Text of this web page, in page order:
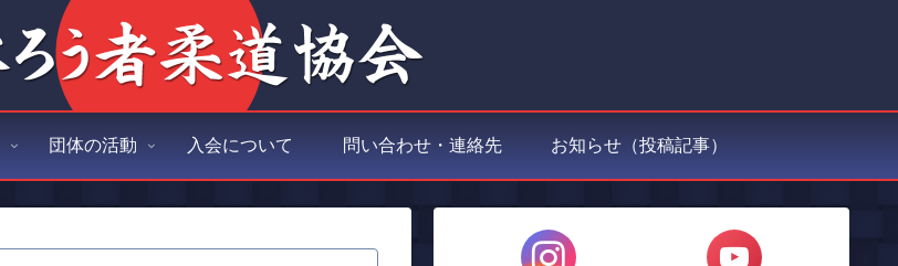
団体の活動 入会について 問い合わせ・連絡先 お知らせ（投稿記事）